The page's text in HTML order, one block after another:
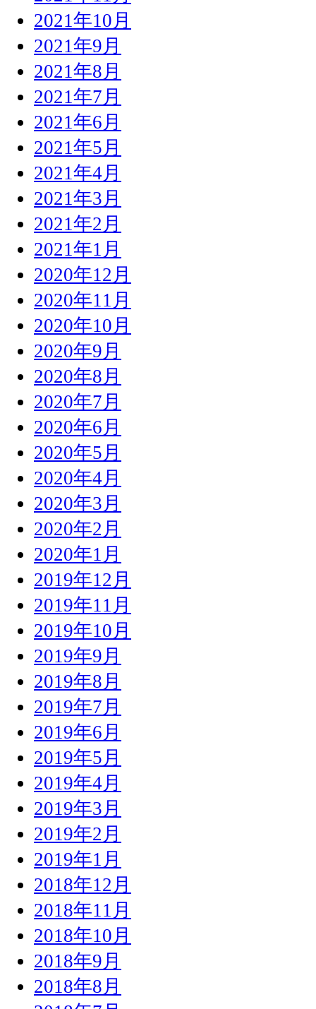
2021年10月
2021年9月
2021年8月
2021年7月
2021年6月
2021年5月
2021年4月
2021年3月
2021年2月
2021年1月
2020年12月
2020年11月
2020年10月
2020年9月
2020年8月
2020年7月
2020年6月
2020年5月
2020年4月
2020年3月
2020年2月
2020年1月
2019年12月
2019年11月
2019年10月
2019年9月
2019年8月
2019年7月
2019年6月
2019年5月
2019年4月
2019年3月
2019年2月
2019年1月
2018年12月
2018年11月
2018年10月
2018年9月
2018年8月